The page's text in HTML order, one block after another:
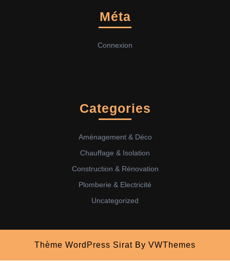
Méta
Connexion
Categories
Aménagement & Déco
Chauffage & Isolation
Construction & Rénovation
Plomberie & Electricité
Uncategorized
Thème WordPress Sirat By VWThemes